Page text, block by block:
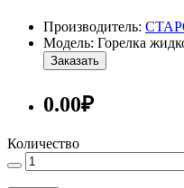
Производитель:
Модель: Горелка
Заказать
0.00₽
Количество